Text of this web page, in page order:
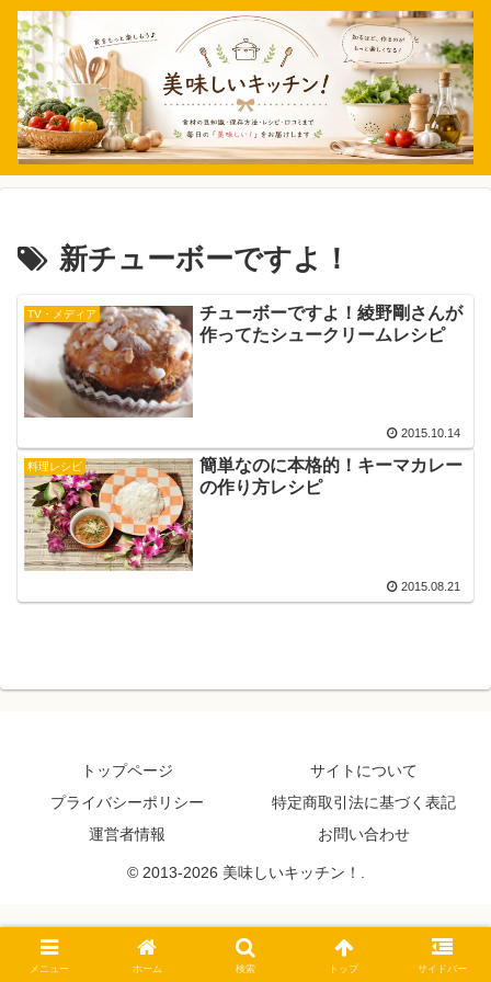
新チューボーですよ！
TV・メディア
チューボーですよ！綾野剛さんが
作ってたシュークリームレシピ
2015.10.14
料理レシピ
簡単なのに本格的！キーマカレー
の作り方レシピ
2015.08.21
トップページ
サイトについて
プライバシーポリシー
特定商取引法に基づく表記
運営者情報
お問い合わせ
© 2013-2026 美味しいキッチン！.
メニュー ホーム 検索 トップ サイドバー